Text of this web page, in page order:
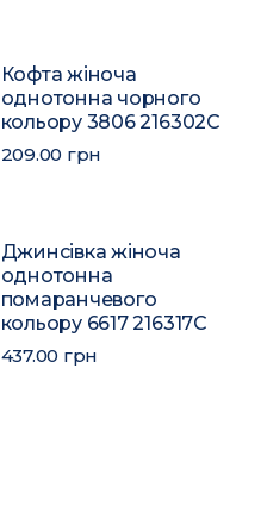
Кофта жіноча
однотонна чорного
кольору 3806 216302C
209.00 грн
Джинсівка жіноча
однотонна
помаранчевого
кольору 6617 216317C
437.00 грн